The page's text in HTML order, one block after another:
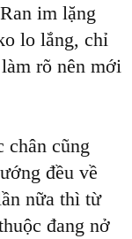
im lặng
lo lắng, chỉ
rõ nên mới
chân cũng
đều về
nữa thì từ
đang nở